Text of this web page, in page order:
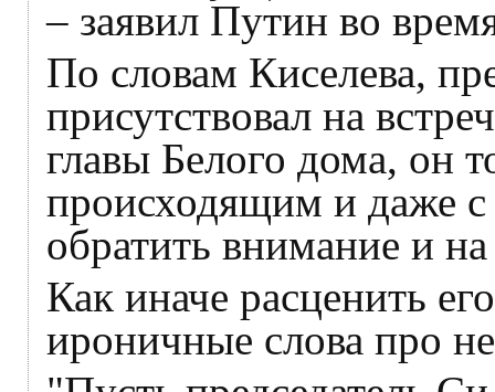
– заявил Путин во
По словам Киселева,
присутствовал на
главы Белого дома, он
происходящим и даже с
обратить внимание и на
Как иначе расценить
ироничные слова про